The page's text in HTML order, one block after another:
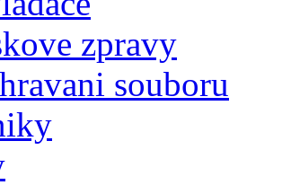
zpravy
souboru